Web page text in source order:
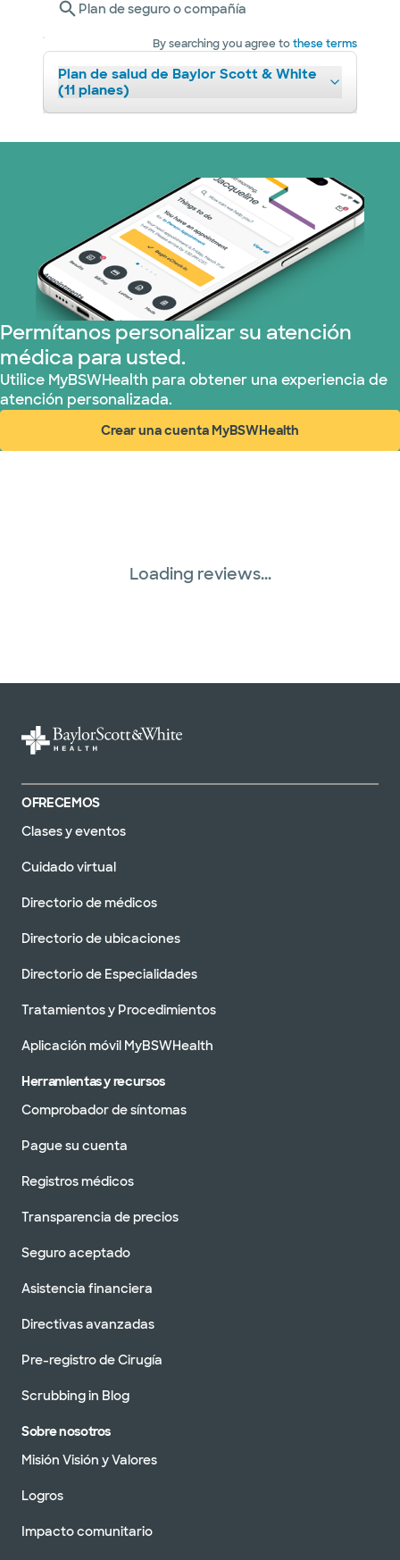
Plan de seguro o compañía
By searching you agree tothese terms
Plan de salud de Baylor Scott & White
(11 planes)
Permítanos personalizar su atención
médica para usted.
Utilice MyBSWHealth para obtener una experiencia de
atención personalizada.
Crear una cuenta MyBSWHealth
(abre en ventana nueva)
Loading reviews...
OFRECEMOS
Clases y eventos
Cuidado virtual
Directorio de médicos
Directorio de ubicaciones
Directorio de Especialidades
Tratamientos y Procedimientos
Aplicación móvil MyBSWHealth
Herramientas y recursos
Comprobador de síntomas
Pague su cuenta
Registros médicos
Transparencia de precios
Seguro aceptado
Asistencia financiera
Directivas avanzadas
Pre-registro de Cirugía
Scrubbing in Blog
Sobre nosotros
Misión Visión y Valores
Logros
Impacto comunitario